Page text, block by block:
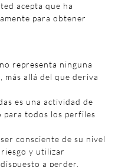
acepta que ha
para obtener
representa ninguna
más allá del que deriva
es una actividad de
para todos los perfiles
consciente de su nivel
y utilizar
a perder.